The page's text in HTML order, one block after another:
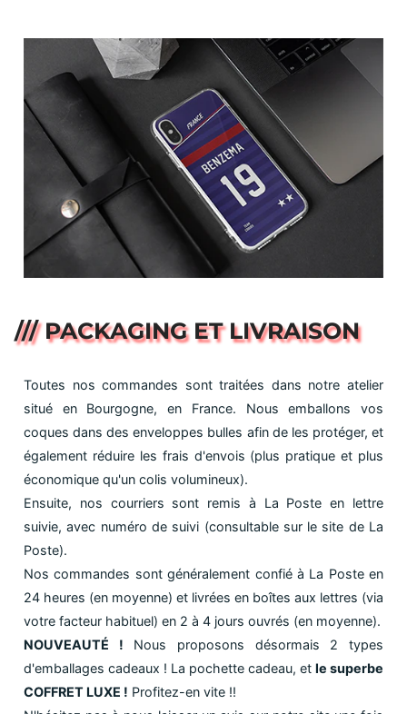
/// PACKAGING ET LIVRAISON
Toutes nos commandes sont traitées dans notre atelier
situé en Bourgogne, en France. Nous emballons vos
coques dans des enveloppes bulles afin de les protéger, et
également réduire les frais d'envois (plus pratique et plus
économique qu'un colis volumineux).
Ensuite, nos courriers sont remis à La Poste en lettre
suivie, avec numéro de suivi (consultable sur le site de La
Poste).
Nos commandes sont généralement confié à La Poste en
24 heures (en moyenne) et livrées en boîtes aux lettres (via
votre facteur habituel) en 2 à 4 jours ouvrés (en moyenne).
NOUVEAUTÉ ! Nous proposons désormais 2 types
d'emballages cadeaux ! La pochette cadeau, et le superbe
COFFRET LUXE ! Profitez-en vite !!